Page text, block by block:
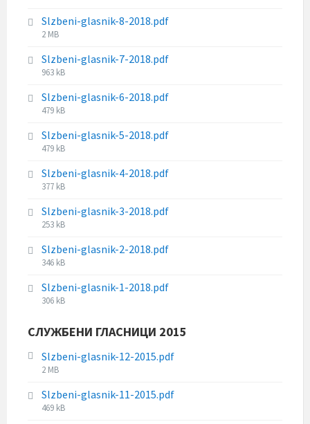
e
:i
z
e
:
l
e
i
z
e
Slzbeni-glasnik-8-2018.pdf
F
l
e
i
z
e
2 MB
Slzbeni-glasnik-7-2018.pdf
F
l
e
i
z
e
:
963 kB
Slzbeni-glasnik-6-2018.pdf
F
l
e
i
z
e
:
479 kB
Slzbeni-glasnik-5-2018.pdf
F
l
e
i
z
e
:
479 kB
Slzbeni-glasnik-4-2018.pdf
F
l
e
i
z
e
:
377 kB
Slzbeni-glasnik-3-2018.pdf
F
l
e
i
z
:
253 kB
Slzbeni-glasnik-2-2018.pdf
F
l
e
i
e
:
346 kB
Slzbeni-glasnik-1-2018.pdf
F
l
s
i
e
:
306 kB
СЛУЖБЕНИ ГЛАСНИЦИ 2015
Slzbeni-glasnik-12-2015.pdf
F
l
e
2 MB
Slzbeni-glasnik-11-2015.pdf
F
469 kB